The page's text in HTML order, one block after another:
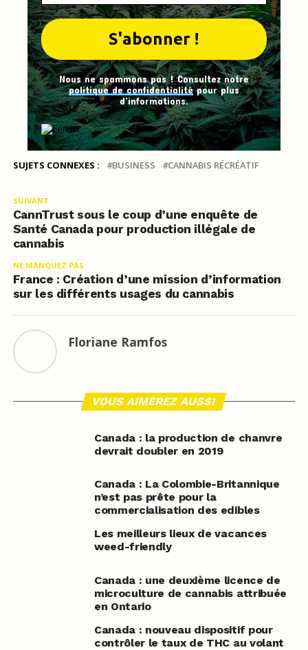
Nous ne spammons pas ! Consultez notre
politique de confidentialitépour plus
d’informations.
SUJETS CONNEXES : BUSINESS CANNABIS RÉCRÉATIF
SUIVANT
CannTrust sous le coup d’une enquête de
Santé Canada pour production illégale de
cannabis
NE MANQUEZ PAS
France : Création d’une mission d’information
sur les différents usages du cannabis
Floriane Ramfos
VOUS AIMEREZ AUSSI
Canada : la production de chanvre
devrait doubler en 2019
Canada : La Colombie-Britannique
n’est pas prête pour la
commercialisation des edibles
Les meilleurs lieux de vacances
weed-friendly
Canada : une deuxième licence de
microculture de cannabis attribuée
en Ontario
Canada : nouveau dispositif pour
contrôler le taux de THC au volant